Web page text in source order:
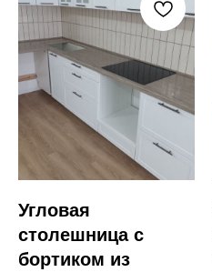
Угловая
столешница с
бортиком из